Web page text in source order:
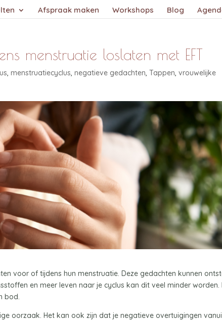
Afspraak maken Workshops Blog
menstruatie loslaten met EFT
,menstruatiecyclus,negatieve gedachten,Tappen,vrouwelijke
voor of tijdens hun menstruatie. Deze gedachten kunnen
en meer leven naar je cyclus kan dit veel minder worden.
bod.
oorzaak. Het kan ook zijn dat je negatieve overtuigingen